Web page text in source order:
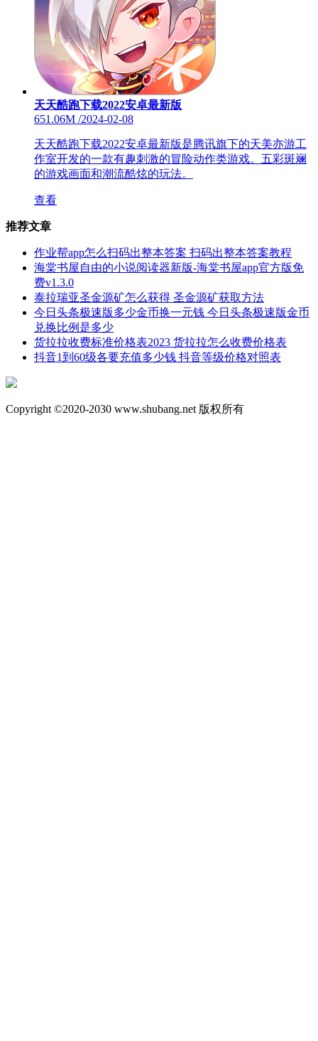
天天酷跑下载2022安卓最新版
651.06M /2024-02-08
天天酷跑下载2022安卓最新版是腾讯旗下的天美亦游工
作室开发的一款有趣刺激的冒险动作类游戏。五彩斑斓
的游戏画面和潮流酷炫的玩法。
查看
推荐文章
作业帮app怎么扫码出整本答案 扫码出整本答案教程
海棠书屋自由的小说阅读器新版-海棠书屋app官方版免
费v1.3.0
泰拉瑞亚圣金源矿怎么获得 圣金源矿获取方法
今日头条极速版多少金币换一元钱 今日头条极速版金币
兑换比例是多少
货拉拉收费标准价格表2023 货拉拉怎么收费价格表
抖音1到60级各要充值多少钱 抖音等级价格对照表
Copyright ©2020-2030 www.shubang.net 版权所有